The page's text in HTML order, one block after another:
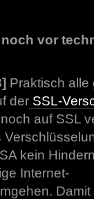
vor
Praktisch alle
der SSL-
auf SSL
kein
Internet-